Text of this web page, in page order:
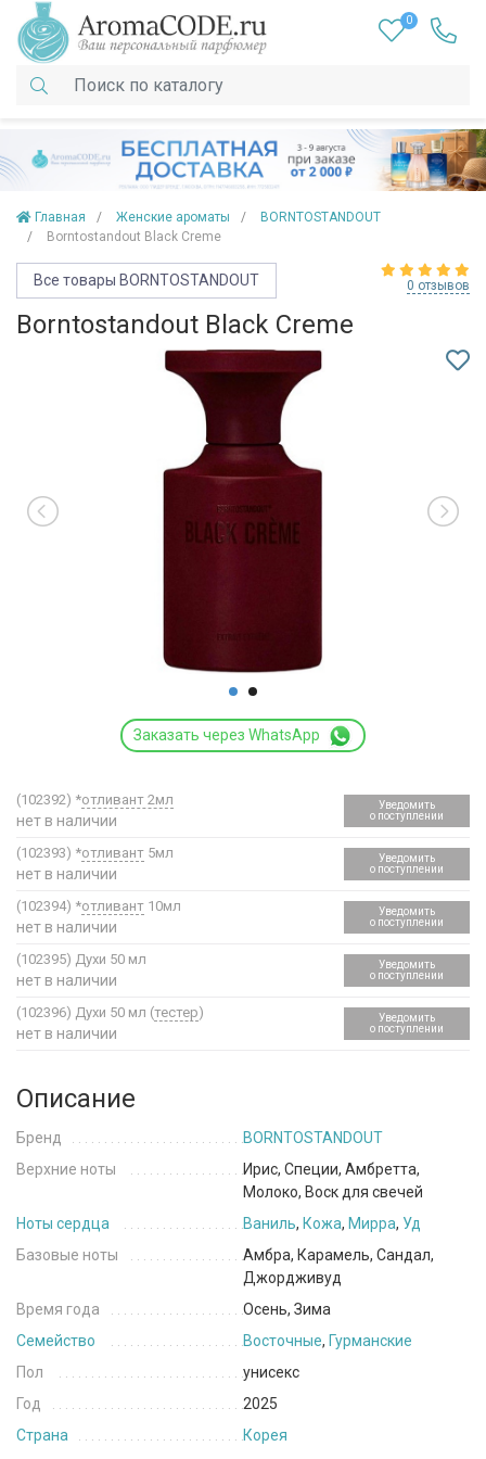
0
Главная Женские ароматы
BORNTOSTANDOUT
Borntostandout Black Creme
Все товары BORNTOSTANDOUT 0 отзывов
Borntostandout Black Creme
Заказать через WhatsApp
(102392) *отливант 2мл
нет в наличии
Уведомить
о поступлении
(102393) *отливант 5мл
нет в наличии
Уведомить
о поступлении
(102394) *отливант 10мл
нет в наличии
Уведомить
о поступлении
(102395) Духи 50 мл
нет в наличии
Уведомить
о поступлении
(102396) Духи 50 мл (тестер)
нет в наличии
Уведомить
о поступлении
Описание
Бренд
BORNTOSTANDOUT
Верхние ноты
Ирис, Специи, Амбретта,
Молоко, Воск для свечей
Ноты сердца
Ваниль, Кожа, Мирра, Уд
Базовые ноты
Амбра, Карамель, Сандал,
Джордживуд
Время года
Осень, Зима
Семейство
Восточные, Гурманские
Пол
унисекс
Год
2025
Страна
Корея